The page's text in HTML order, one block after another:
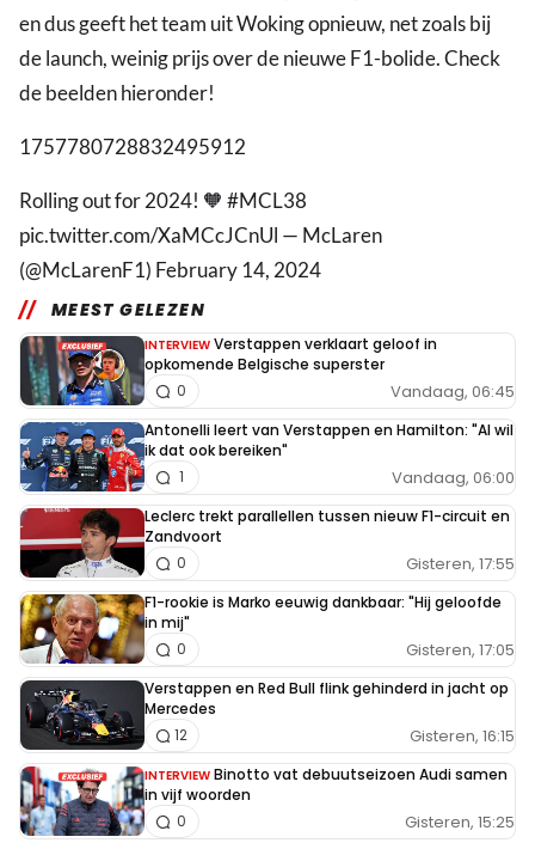
en dus geeft het team uit Woking opnieuw, net zoals bij
de launch, weinig prijs over de nieuwe F1-bolide. Check
de beelden hieronder!
1757780728832495912
Rolling out for 2024! 🧡 #MCL38
pic.twitter.com/XaMCcJCnUl — McLaren
(@McLarenF1) February 14, 2024
MEEST GELEZEN
INTERVIEW Verstappen verklaart geloof in
opkomende Belgische superster
Vandaag, 06:45
0
Antonelli leert van Verstappen en Hamilton: "Al wil
ik dat ook bereiken"
Vandaag, 06:00
1
Leclerc trekt parallellen tussen nieuw F1-circuit en
Zandvoort
Gisteren, 17:55
0
F1-rookie is Marko eeuwig dankbaar: "Hij geloofde
in mij"
Gisteren, 17:05
0
Verstappen en Red Bull flink gehinderd in jacht op
Mercedes
Gisteren, 16:15
12
INTERVIEW Binotto vat debuutseizoen Audi samen
in vijf woorden
Gisteren, 15:25
0